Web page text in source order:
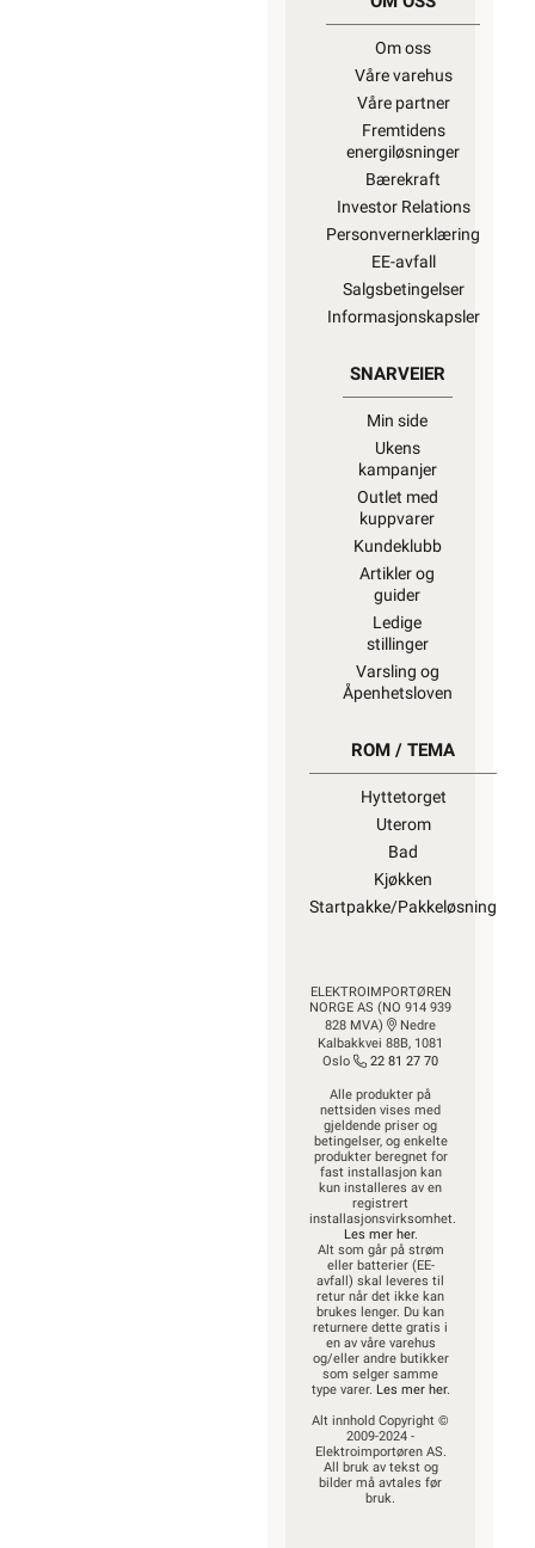
Om oss
Våre varehus
Våre partner
Fremtidens
energiløsninger
Bærekraft
Investor Relations
Personvernerklæring
EE-avfall
Salgsbetingelser
Informasjonskapsler
SNARVEIER
Min side
Ukens
kampanjer
Outlet med
kuppvarer
Kundeklubb
Artikler og
guider
Ledige
stillinger
Varsling og
Åpenhetsloven
ROM / TEMA
Hyttetorget
Uterom
Bad
Kjøkken
Startpakke/Pakkeløsning
ELEKTROIMPORTØREN
NORGE AS (NO 914 939
828 MVA)
Nedre
Kalbakkvei 88B, 1081
Oslo
22 81 27 70
Alle produkter på
nettsiden vises med
gjeldende priser og
betingelser, og enkelte
produkter beregnet for
fast installasjon kan
kun installeres av en
registrert
installasjonsvirksomhet.
Les mer her.
Alt som går på strøm
eller batterier (EE-
avfall) skal leveres til
retur når det ikke kan
brukes lenger. Du kan
returnere dette gratis i
en av våre varehus
og/eller andre butikker
som selger samme
type varer. Les mer her.
Alt innhold Copyright ©
2009-2024 -
Elektroimportøren AS.
All bruk av tekst og
bilder må avtales før
bruk.